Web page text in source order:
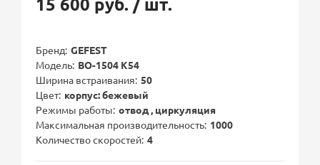
Бренд GEFEST
Модель ВО-1504 К54
Ширина встраивания 50
Цвет корпус: бежевый
Режимы работы отвод , циркуляция
Максимальная производительность 1000
Количество скоростей 4